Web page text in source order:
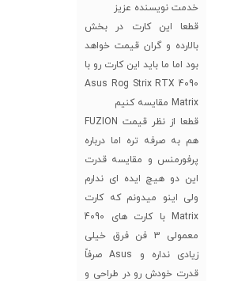
خدمت نویسنده عزیز
قطعا این کارت در بخش
بالارده و گران قیمت خواهد
بود اما ما باید این کارت رو با
Asus Rog Strix RTX 4090
Matrix مقایسه کنیم
قطعا از نظر قیمت FUZION
هم به صرفه تره اما درباره
پرفورمنس و مقایسه قدرت
این دو هیچ ایده ای ندارم
ولی اینو میدونم که کارت
Matrix با کارت های 4090
معمولی 3 فن فرق خیلی
زیادی نداره و Asus صرفاً
قدرت خودش رو در طراحی و